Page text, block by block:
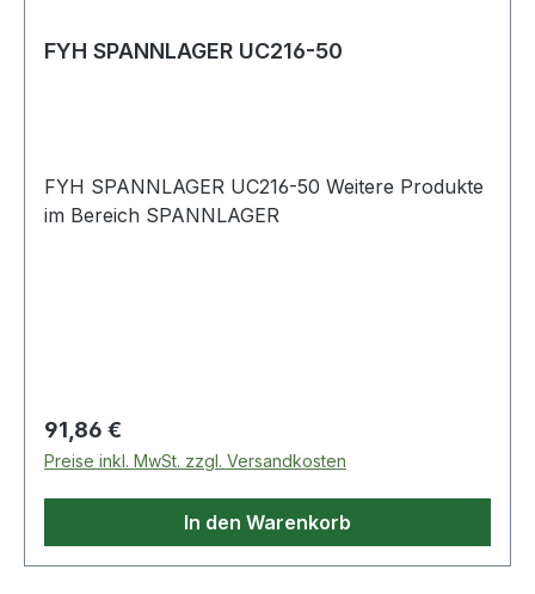
FYH SPANNLAGER UC216-50
FYH SPANNLAGER UC216-50 Weitere Produkte
im Bereich SPANNLAGER
Regulärer Preis:
91,86 €
Preise inkl. MwSt. zzgl. Versandkosten
In den Warenkorb